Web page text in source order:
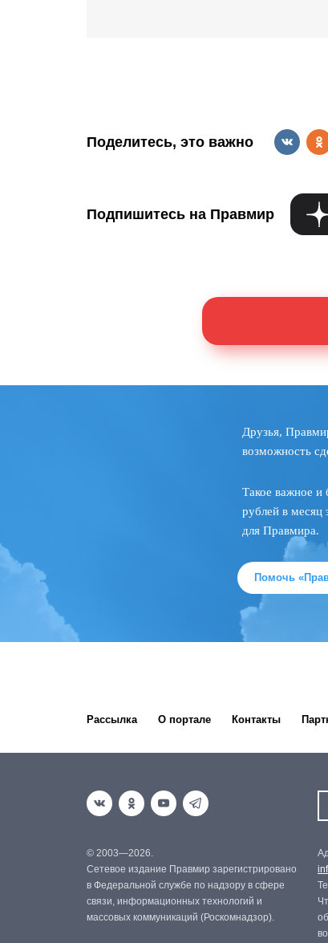
Поделитесь, это важно
Подпишитесь на Правмир
Друзья,
возможность
Такое важное
рублей в месяц
для Правмира.
Помочь
Рассылка О портале Контакты
© 2003—2026.
Сетевое издание Правмир зарегистрировано
в Федеральной службе по надзору в сфере
связи, информационных технологий и
массовых коммуникаций (Роскомнадзор).